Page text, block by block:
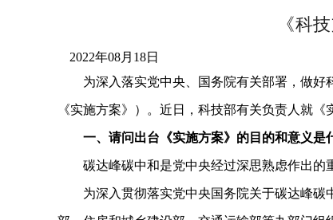
《科
2022年08月18日
为深入落实党中央、国务院有关部署，做好
《实施方案》）。近日，科技部有关负责人就《
一、请问出台《实施方案》的目的和意义是
碳达峰碳中和是党中央经过深思熟虑作出的重
为深入贯彻落实党中央国务院关于碳达峰碳中